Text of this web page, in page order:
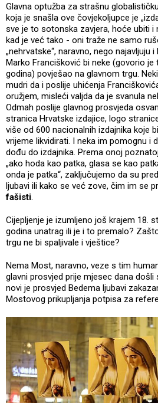
Glavna optužba za strašnu
koja je snašla ove čovjekoljupce je
sve je to sotonska zavjera, hoće ubiti i
kad je već tako - oni traže ne samo
„nehrvatske“, naravno, nego najavljuju
Marko Francišković bi neke (govorio je
godina) povješao na glavnom trgu.
mudri da i poslije uhićenja
oružjem, misleći valjda da je svanula
Odmah poslije glavnog prosvjeda
stranica Hrvatske izdajice, logo
više od 600 nacionalnih izdajnika koje
vrijeme likvidirati. I neka im pomognu i
dođu do izdajnika. Prema onoj
„ako hoda kao patka, glasa se kao
onda je patka“, zaključujemo da su
ljubavi ili kako se već zove, čim im se
fašisti.
Cijepljenje je izumljeno još krajem 18.
godina unatrag ili je i to premalo?
trgu ne bi spaljivale i vještice?
Nema Most, naravno, veze s tim
glavni prosvjed prije mjesec dana
novi je prosvjed Bedema ljubavi
Mostovog prikupljanja potpisa za